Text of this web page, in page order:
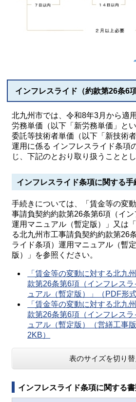
インフレスライド（約款第26条6項
北九州市では、令和8年3月から適
労務単価（以下「新労務単価」と
委託等技術者単価（以下「新技術
運用に係る インフレスライド条項
じ、下記のとおり取り扱うこととし
インフレスライド条項に関する手
手続きについては、「賃金等の変
事請負契約約款第26条第6項（イン
運用マニュアル（暫定版）」又は
る北九州市工事請負契約約款第26
ライド条項）運用マニュアル（暫
版）」を参照ください。
「賃金等の変動に対する北九
款第26条第6項（インフレス
ュアル（暫定版）」（PDF形
「賃金等の変動に対する北九
款第26条第6項（インフレス
ュアル（暫定版）（営繕工事
2KB）
表のサイズを切り替
インフレスライド条項に関する